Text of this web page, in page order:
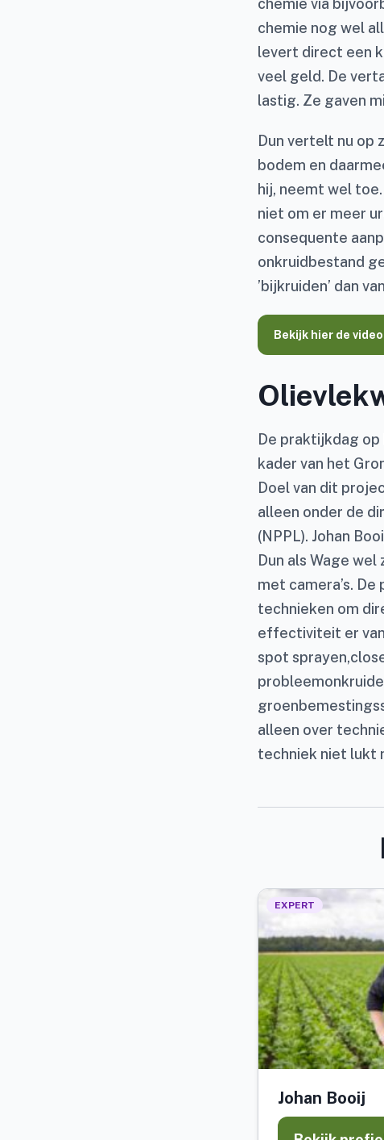
chemie via
chemie nog wel
levert direct een
veel geld. De
lastig. Ze gaven
Dun vertelt nu op
bodem en
hij, neemt wel
niet om er meer
consequente
onkruidbestand
’bijkruiden’ dan
Bekijk hier de
De praktijkdag
kader van het
Doel van dit
alleen onder de
(NPPL). Johan
Dun als Wage
met camera’s.
technieken om
effectiviteit er
spot
alleen over
techniek niet lukt
EXPERT
Johan Booij